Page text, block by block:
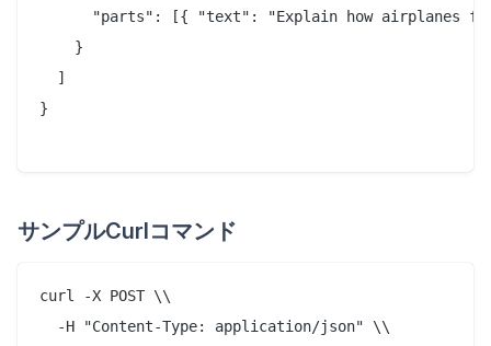
"parts": [{ "text": "Explain how airplanes
    }
  ]
}
サンプルCurlコマンド
curl -X POST \\
  -H "Content-Type: application/json" \\